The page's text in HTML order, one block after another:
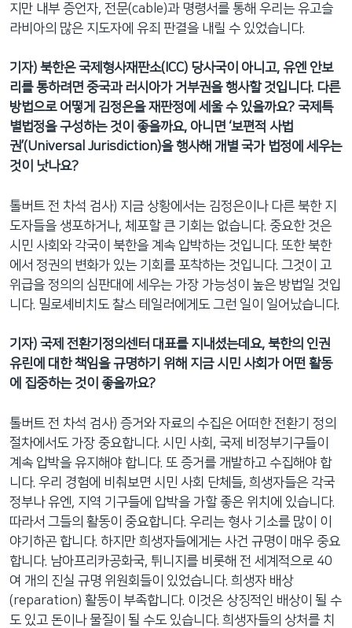
지만 내부 증언자, 전문(cable)과 명령서를 통해 우리는 유고슬
라비아의 많은 지도자에 유죄 판결을 내릴 수 있었습니다.
기자) 북한은 국제형사재판소(ICC) 당사국이 아니고, 유엔 안보
리를 통하려면 중국과 러시아가 거부권을 행사할 것입니다. 다른
방법으로 어떻게 김정은을 재판정에 세울 수 있을까요? 국제특
별법정을 구성하는 것이 좋을까요, 아니면 ‘보편적 사법
권’(Universal Jurisdiction)을 행사해 개별 국가 법정에 세우는
것이 낫나요?
톨버트 전 차석 검사) 지금 상황에서는 김정은이나 다른 북한 지
도자들을 생포하거나, 체포할 큰 기회는 없습니다. 중요한 것은
시민 사회와 각국이 북한을 계속 압박하는 것입니다. 또한 북한
에서 정권의 변화가 있는 기회를 포착하는 것입니다. 그것이 고
위급을 정의의 심판대에 세우는 가장 가능성이 높은 방법일 것입
니다. 밀로셰비치도 찰스 테일러에게도 그런 일이 일어났습니다.
기자) 국제 전환기정의센터 대표를 지내셨는데요, 북한의 인권
유린에 대한 책임을 규명하기 위해 지금 시민 사회가 어떤 활동
에 집중하는 것이 좋을까요?
톨버트 전 차석 검사) 증거와 자료의 수집은 어떠한 전환기 정의
절차에서도 가장 중요합니다. 시민 사회, 국제 비정부기구들이
계속 압박을 유지해야 합니다. 또 증거를 개발하고 수집해야 합
니다. 우리 경험에 비춰보면 시민 사회 단체들, 희생자들은 각국
정부나 유엔, 지역 기구들에 압박을 가할 좋은 위치에 있습니다.
따라서 그들의 활동이 중요합니다. 우리는 형사 기소를 많이 이
야기하곤 합니다. 하지만 희생자들에게는 사건 규명이 매우 중요
합니다. 남아프리카공화국, 튀니지를 비롯해 전 세계적으로 40
여 개의 진실 규명 위원회들이 있었습니다. 희생자 배상
(reparation) 활동이 부족합니다. 이것은 상징적인 배상이 될 수
도 있고 돈이나 물질이 될 수도 있습니다. 희생자들의 상처를 치